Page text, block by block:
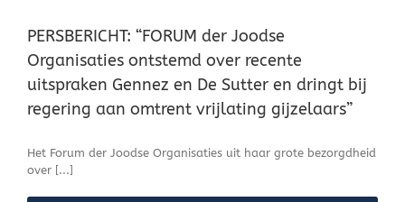
PERSBERICHT: “FORUM der Joodse
Organisaties ontstemd over recente
uitspraken Gennez en De Sutter en dringt bij
regering aan omtrent vrijlating gijzelaars”
Het Forum der Joodse Organisaties uit haar grote bezorgdheid
over [...]